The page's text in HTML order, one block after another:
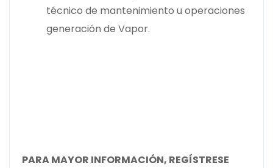
técnico de mantenimiento u operaciones
generación de Vapor.
PARA MAYOR INFORMACIÓN, REGÍSTRESE